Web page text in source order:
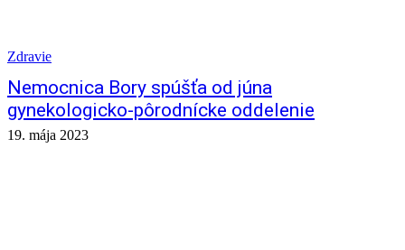
Zdravie
Nemocnica Bory spúšťa od júna
gynekologicko-pôrodnícke oddelenie
19. mája 2023